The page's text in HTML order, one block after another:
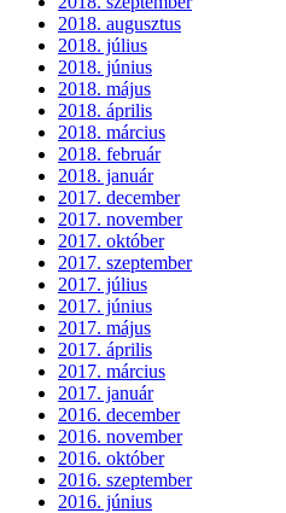
2018. augusztus
2018. július
2018. június
2018. május
2018. április
2018. március
2018. február
2018. január
2017. december
2017. november
2017. október
2017. szeptember
2017. július
2017. június
2017. május
2017. április
2017. március
2017. január
2016. december
2016. november
2016. október
2016. szeptember
2016. június